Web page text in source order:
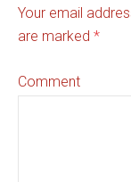
Your email
are marked *
Comment